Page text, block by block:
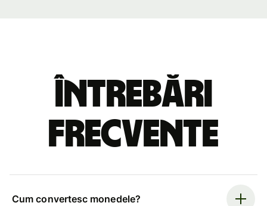
Întrebări
frecvente
Cum convertesc monedele?